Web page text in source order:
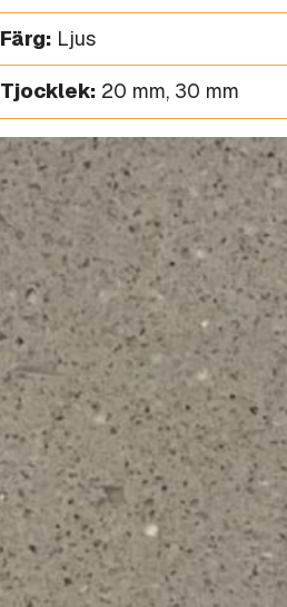
Färg: Ljus
Tjocklek: 20 mm, 30 mm